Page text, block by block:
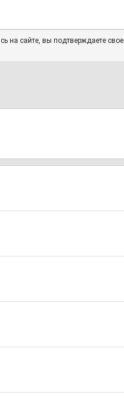
на сайте, вы подтверждаете свое